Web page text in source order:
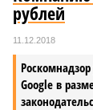
рублей
11.12.2018
Google в